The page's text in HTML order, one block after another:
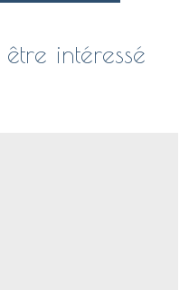
intéressé